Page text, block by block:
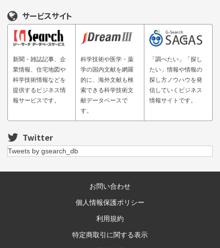
サービスサイト
新聞・雑誌記事、企
業情報、住宅地図や
科学技術情報などを
提供するビジネス情
報サービスです。
科学技術や医学・薬
学の国内文献を網羅
的に、海外文献も検
索できる科学技術文
献データベースで
す。
「調べたい」「探し
たい」情報や情報の
探し方ノウハウを発
信していくビジネス
情報サイトです。
Twitter
Tweets by gsearch_db
お問い合わせ
個人情報保護ポリシー
利用規約
特定商取引に関する表示